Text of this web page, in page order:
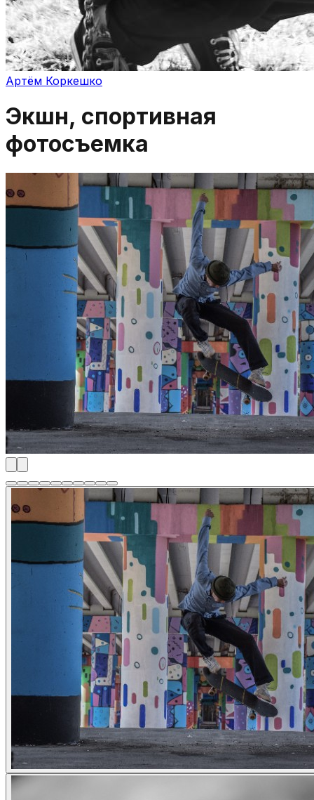
Артём Коркешко
Экшн, спортивная
фотосъемка